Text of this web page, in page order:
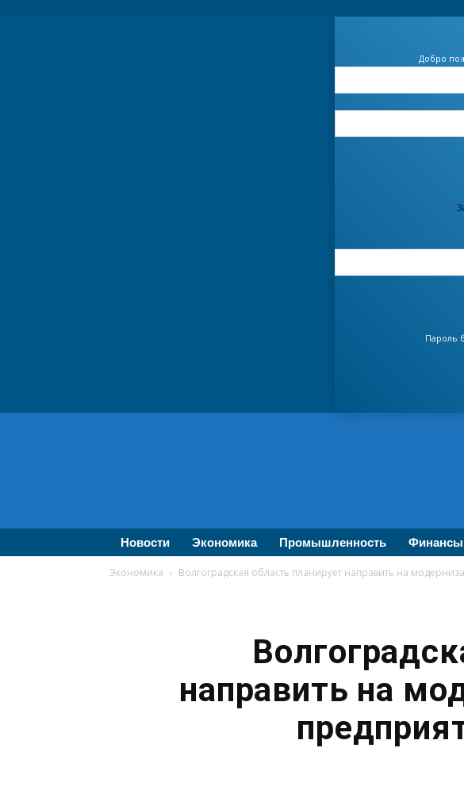
Добро
Пароль
бизнеса
Новости Экономика Промышленность Финансы
Экономика Волгоградская область планирует направить на
направить на